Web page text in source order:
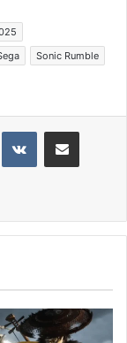
Sonic Rumble